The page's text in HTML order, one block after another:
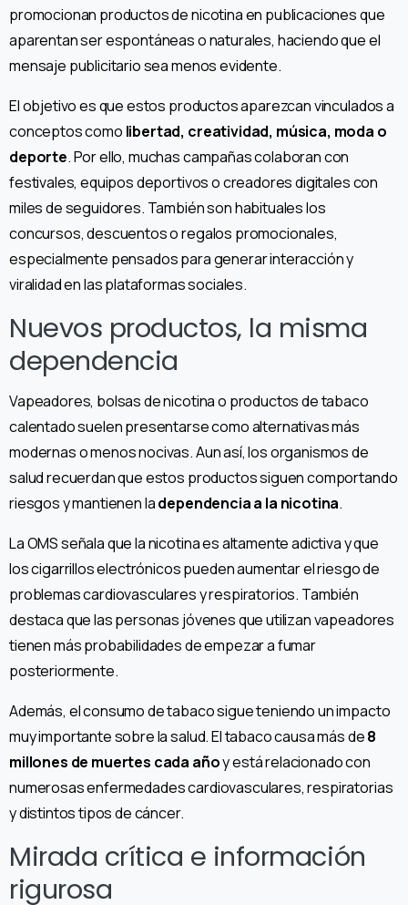
promocionan productos de nicotina en publicaciones que
aparentan ser espontáneas o naturales, haciendo que el
mensaje publicitario sea menos evidente.
El objetivo es que estos productos aparezcan vinculados a
conceptos como libertad, creatividad, música, moda o
deporte. Por ello, muchas campañas colaboran con
festivales, equipos deportivos o creadores digitales con
miles de seguidores. También son habituales los
concursos, descuentos o regalos promocionales,
especialmente pensados para generar interacción y
viralidad en las plataformas sociales.
Nuevos productos, la misma
dependencia
Vapeadores, bolsas de nicotina o productos de tabaco
calentado suelen presentarse como alternativas más
modernas o menos nocivas. Aun así, los organismos de
salud recuerdan que estos productos siguen comportando
riesgos y mantienen ladependencia a la nicotina.
La OMS señala que la nicotina es altamente adictiva y que
los cigarrillos electrónicos pueden aumentar el riesgo de
problemas cardiovasculares y respiratorios. También
destaca que las personas jóvenes que utilizan vapeadores
tienen más probabilidades de empezar a fumar
posteriormente.
Además, el consumo de tabaco sigue teniendo un impacto
muy importante sobre la salud. El tabaco causa más de8
millones de muertes cada añoy está relacionado con
numerosas enfermedades cardiovasculares, respiratorias
y distintos tipos de cáncer.
Mirada crítica e información
rigurosa